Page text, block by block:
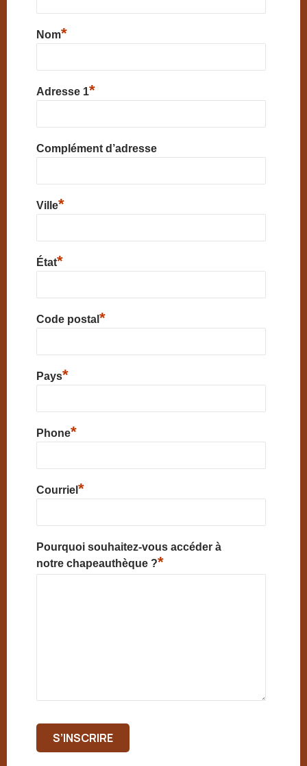
Nom*
Adresse 1*
Complément d’adresse
Ville*
État*
Code postal *
Pays*
Phone*
Courriel *
Pourquoi souhaitez-vous accéder à
notre chapeauthèque ?*